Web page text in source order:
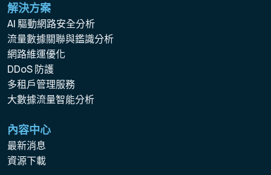
解決方案
AI 驅動網路安全分析
流量數據關聯與鑑識分析
網路維運優化
DDoS 防護
多租戶管理服務
大數據流量智能分析
內容中心
最新消息
資源下載